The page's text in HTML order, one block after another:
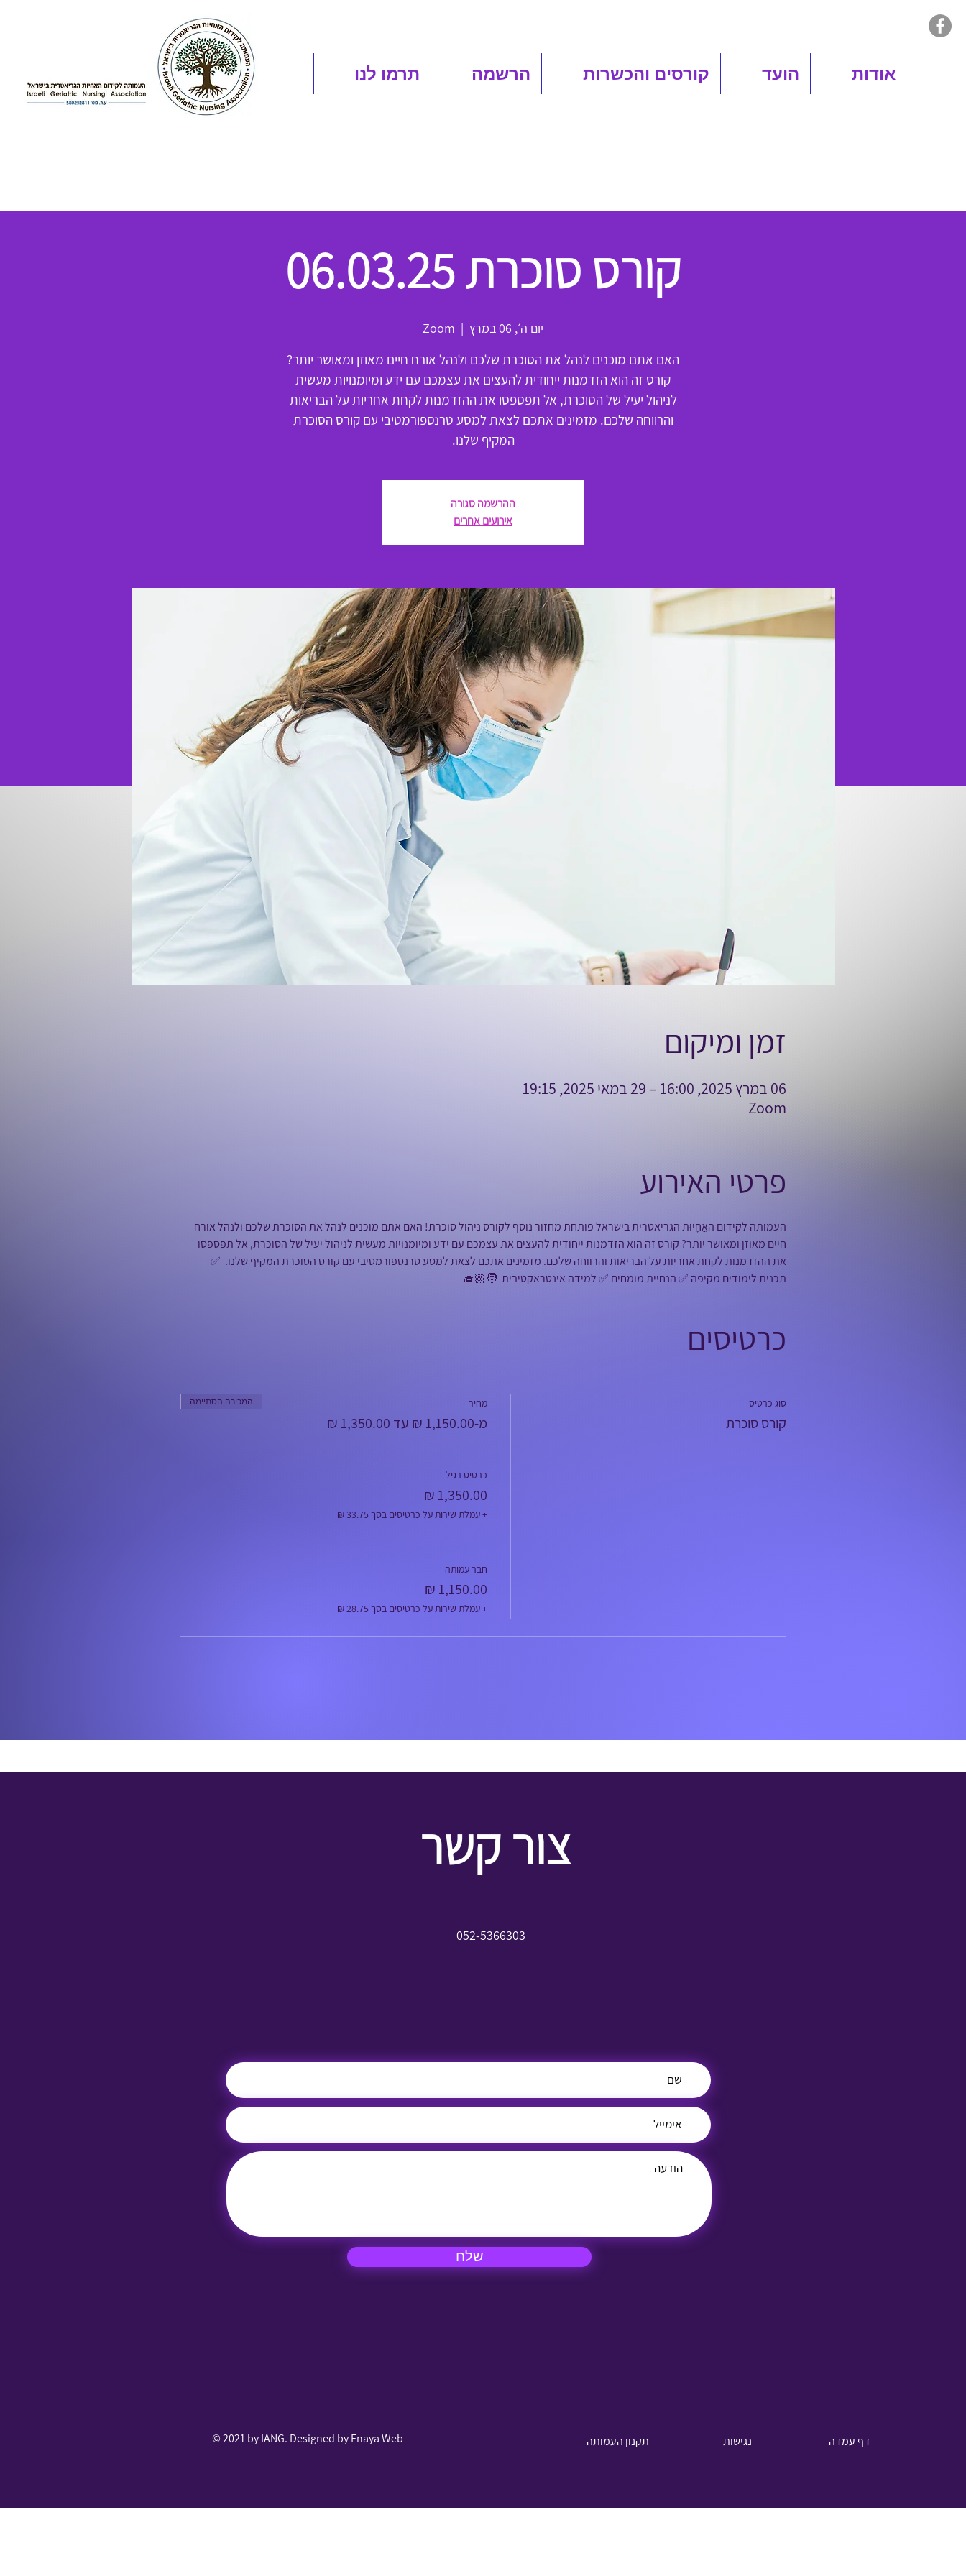
אודות הועד קורסים והכשרות הרשמה תרמו לנו
קורס סוכרת 06.03.25
יום ה׳, 06 במרץ
  |
Zoom
האם אתם מוכנים לנהל את הסוכרת שלכם ולנהל אורח חיים מאוזן ומאושר יותר?
קורס זה הוא הזדמנות ייחודית להעצים את עצמכם עם ידע ומיומנויות מעשית
לניהול יעיל של הסוכרת, אל תפספסו את ההזדמנות לקחת אחריות על הבריאות
והרווחה שלכם. מזמינים אתכם לצאת למסע טרנספורמטיבי עם קורס הסוכרת
המקיף שלנו.
ההרשמה סגורה
אירועים אחרים
זמן ומיקום
06 במרץ 2025, 16:00 – 29 במאי 2025, 19:15
Zoom
פרטי האירוע
העמותה לקידום האֲחָיוּת הגריאטרית בישראל פותחת מחזור נוסף לקורס ניהול סוכרת! האם אתם מוכנים לנהל את הסוכרת שלכם ולנהל אורח
חיים מאוזן ומאושר יותר? קורס זה הוא הזדמנות ייחודית להעצים את עצמכם עם ידע ומיומנויות מעשית לניהול יעיל של הסוכרת, אל תפספסו
את ההזדמנות לקחת אחריות על הבריאות והרווחה שלכם. מזמינים אתכם לצאת למסע טרנספורמטיבי עם קורס הסוכרת המקיף שלנו.  ✅
תכנית לימודים מקיפה ✅ הנחיית מומחים ✅ למידה אינטראקטיבית  🧑🏼‍🎓
כרטיסים
סוג כרטיס
קורס סוכרת
מחיר
מ-‏1,150.00 ‏₪ עד ‏1,350.00 ‏₪
המכירה הסתיימה
כרטיס רגיל
+ עמלת שירות על כרטיסים בסך ‏33.75 ‏₪
חבר עמותה
+ עמלת שירות על כרטיסים בסך ‏28.75 ‏₪
052-5366303
שלח
© 2021 by IANG. Designed by Enaya Web תקנון העמותה נגישות דף עמדה
צור קשר